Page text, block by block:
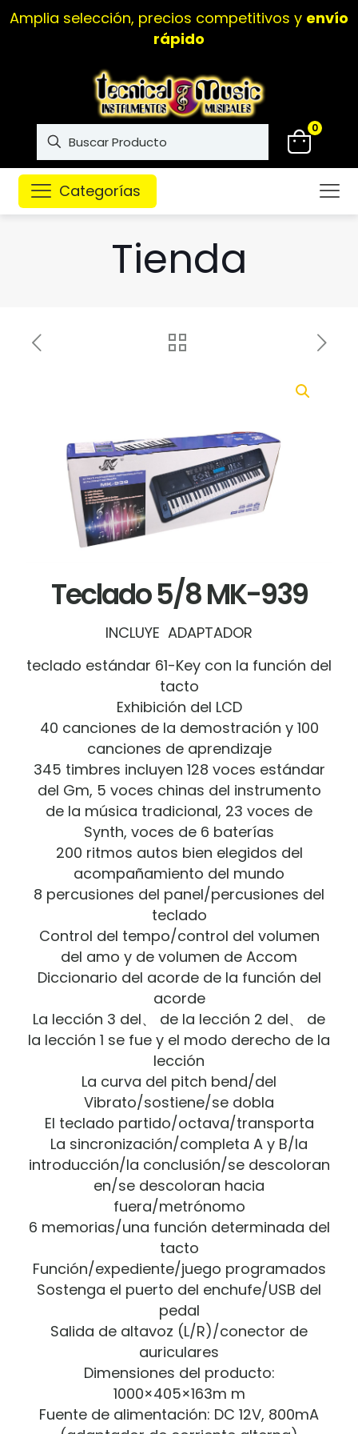
Instrumentos musicales dealta calidad
Categorías
Tienda
Teclado 5/8 MK-939
INCLUYE ADAPTADOR
teclado estándar 61-Key con la función del
tacto
Exhibición del LCD
40 canciones de la demostración y 100
canciones de aprendizaje
345 timbres incluyen 128 voces estándar
del Gm, 5 voces chinas del instrumento
de la música tradicional, 23 voces de
Synth, voces de 6 baterías
200 ritmos autos bien elegidos del
acompañamiento del mundo
8 percusiones del panel/percusiones del
teclado
Control del tempo/control del volumen
del amo y de volumen de Accom
Diccionario del acorde de la función del
acorde
La lección 3 del、 de la lección 2 del、 de
la lección 1 se fue y el modo derecho de la
lección
La curva del pitch bend/del
Vibrato/sostiene/se dobla
El teclado partido/octava/transporta
La sincronización/completa A y B/la
introducción/la conclusión/se descoloran
en/se descoloran hacia
fuera/metrónomo
6 memorias/una función determinada del
tacto
Función/expediente/juego programados
Sostenga el puerto del enchufe/USB del
pedal
Salida de altavoz (L/R)/conector de
auriculares
Dimensiones del producto:
1000×405×163m m
Fuente de alimentación: DC 12V, 800mA